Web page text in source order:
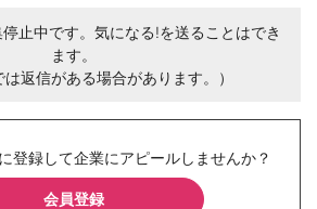
止中です。気になる!を送ることはでき
ます。
は返信がある場合があります。）
登録して企業にアピールしませんか？
会員登録